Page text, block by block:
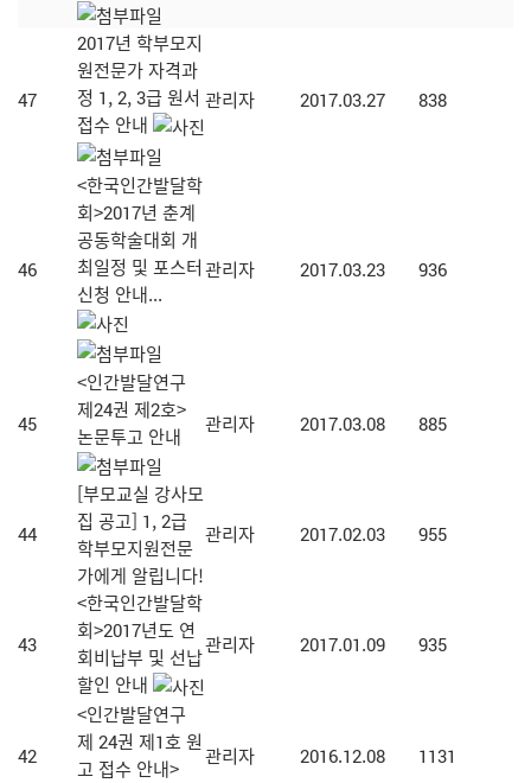
47
2017년 학부모지
원전문가 자격과
정 1, 2, 3급 원서
접수 안내
관리자 2017.03.27 838
46
<한국인간발달학
회>2017년 춘계
공동학술대회 개
최일정 및 포스터
신청 안내...
관리자 2017.03.23 936
45
<인간발달연구
제24권 제2호>
논문투고 안내
관리자 2017.03.08 885
44
[부모교실 강사모
집 공고] 1, 2급
학부모지원전문
가에게 알립니다!
관리자 2017.02.03 955
43
<한국인간발달학
회>2017년도 연
회비납부 및 선납
할인 안내
관리자 2017.01.09 935
42
<인간발달연구
제 24권 제1호 원
고 접수 안내>
관리자 2016.12.08 1131